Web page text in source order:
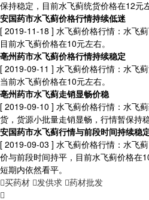
保持稳定，目前水飞蓟统货价格在12元
安国药市水飞蓟价格行情持续低迷
[ 2019-11-18 ] 水飞蓟价格行情：水飞
目前水飞蓟价格在10元左右。
亳州药市水飞蓟价格行情持续稳定
[ 2019-09-11 ] 水飞蓟价格行情：水飞
当前水飞蓟价格在10元左右。
亳州药市水飞蓟走销显畅价稳
[ 2019-09-10 ] 水飞蓟价格行情：水飞
货，货源小批量走销显畅，行情暂保持
安国药市水飞蓟行情与前段时间持续稳
[ 2019-09-03 ] 水飞蓟价格行情：水飞
价与前段时间持平，目前水飞蓟价格在
短期内依然看平。
买药材 发供求 药材批发